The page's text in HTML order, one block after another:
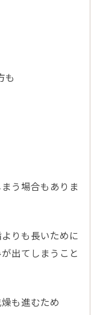
も
う場合もありま
りも長いために
出てしまうこと
も進むため